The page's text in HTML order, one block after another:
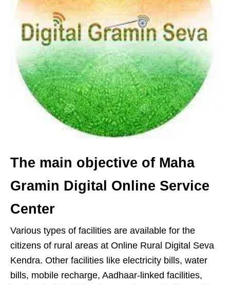
The main objective of Maha
Gramin Digital Online Service
Center
Various types of facilities are available for the
citizens of rural areas at Online Rural Digital Seva
Kendra. Other facilities like electricity bills, water
bills, mobile recharge, Aadhaar-linked facilities,